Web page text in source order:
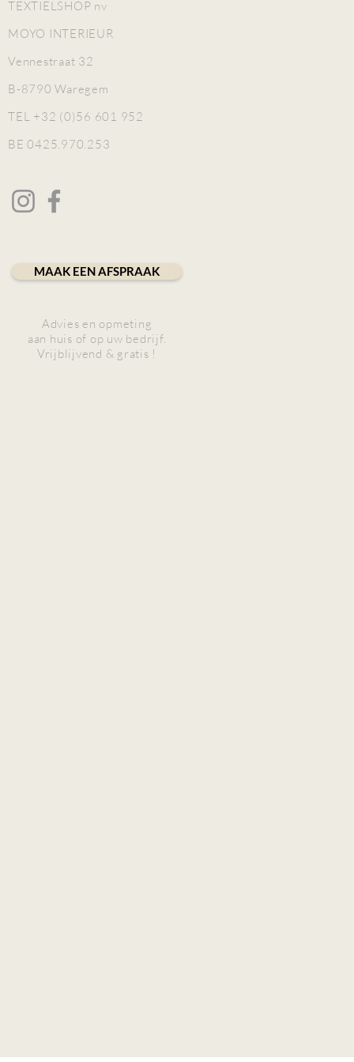
TEXTIELSHOP nv
MOYO INTERIEUR
Vennestraat 32
B-8790 Waregem
TEL +32 (0)56 601 952
BE 0425.970.253
MAAK EEN AFSPRAAK
Advies en opmeting
aan huis of op uw bedrijf.
Vrijblijvend & gratis !